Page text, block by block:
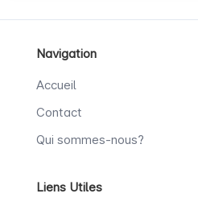
Navigation
Accueil
Contact
Qui sommes-nous?
Liens Utiles